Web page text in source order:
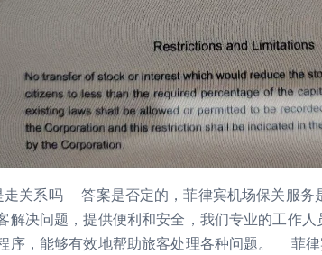
关系吗 答案是否定的，菲律宾机场保关服务
解决问题，提供便利和安全，我们专业的工作
序，能够有效地帮助旅客处理各种问题。 菲